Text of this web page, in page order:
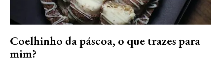
Coelhinho da páscoa, o que trazes para
mim?